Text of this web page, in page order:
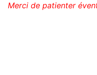
Merci de patienter